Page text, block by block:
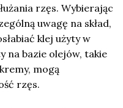
rzęs. Wybierając
uwagę na skład,
klej użyty w
na bazie olejów, takie
mogą
rzęs.